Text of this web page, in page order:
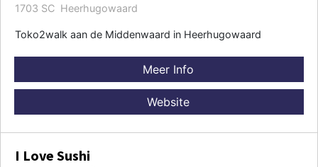
1703 SC Heerhugowaard
Toko2walk aan de Middenwaard in Heerhugowaard
Meer Info
Website
I Love Sushi